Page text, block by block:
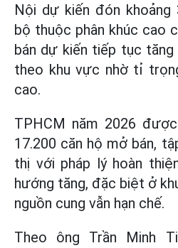
Nội dự kiến đón khoảng
bộ thuộc phân khúc cao
bán dự kiến tiếp tục tăng
theo khu vực nhờ tỉ
cao.
TPHCM năm 2026
17.200 căn hộ mở bán,
thị với pháp lý hoàn
hướng tăng, đặc biệt ở
nguồn cung vẫn hạn chế.
Theo ông Trần Minh